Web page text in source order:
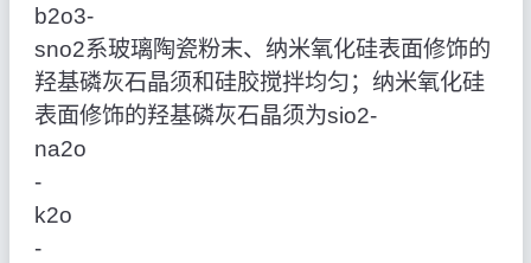
b2o3‑
sno2系玻璃陶瓷粉末、纳米氧化硅表面修饰的
羟基磷灰石晶须和硅胶搅拌均匀；纳米氧化硅
表面修饰的羟基磷灰石晶须为sio2‑
na2o
‑
k2o
‑